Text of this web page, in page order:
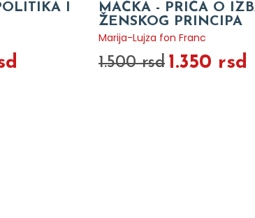
I
MAČKA - PRIČA O
ŽENSKOG PRINCIPA
Marija-Lujza fon Franc
1.500 rsd 1.350 rsd